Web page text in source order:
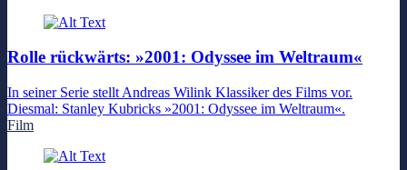
Rolle rückwärts: »2001: Odyssee im Weltraum«
In seiner Serie stellt Andreas Wilink Klassiker des Films vor.
Diesmal: Stanley Kubricks »2001: Odyssee im Weltraum«.
Film